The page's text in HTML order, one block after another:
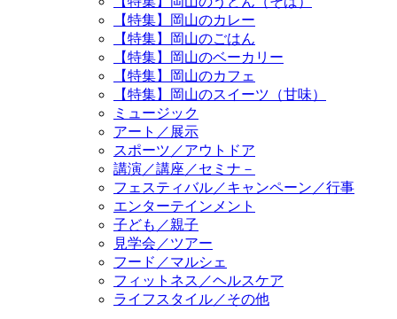
【特集】岡山のカレー
【特集】岡山のごはん
【特集】岡山のベーカリー
【特集】岡山のカフェ
【特集】岡山のスイーツ（甘味）
ミュージック
アート／展示
スポーツ／アウトドア
講演／講座／セミナ－
フェスティバル／キャンペーン／行事
エンターテインメント
子ども／親子
見学会／ツアー
フード／マルシェ
フィットネス／ヘルスケア
ライフスタイル／その他